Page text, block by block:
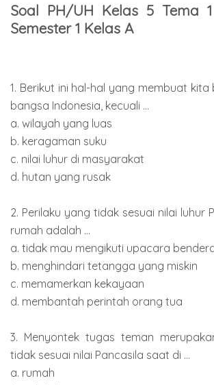
Soal PH/UH Kelas 5 Tema
Semester 1 Kelas A
1. Berikut ini hal-hal yang membuat
bangsa Indonesia, kecuali ...
a. wilayah yang luas
b. keragaman suku
c. nilai luhur di masyarakat
d. hutan yang rusak
2. Perilaku yang tidak sesuai nilai luhur
rumah adalah ...
a. tidak mau mengikuti upacara
b. menghindari tetangga yang miskin
c. memamerkan kekayaan
d. membantah perintah orang tua
3. Menyontek tugas teman
tidak sesuai nilai Pancasila saat di ...
a. rumah